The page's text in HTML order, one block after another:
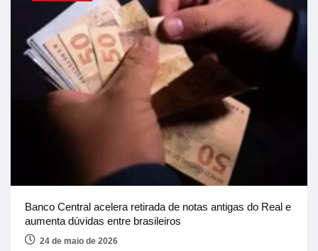
Banco Central acelera retirada de notas antigas do Real e
aumenta dúvidas entre brasileiros
24 de maio de 2026